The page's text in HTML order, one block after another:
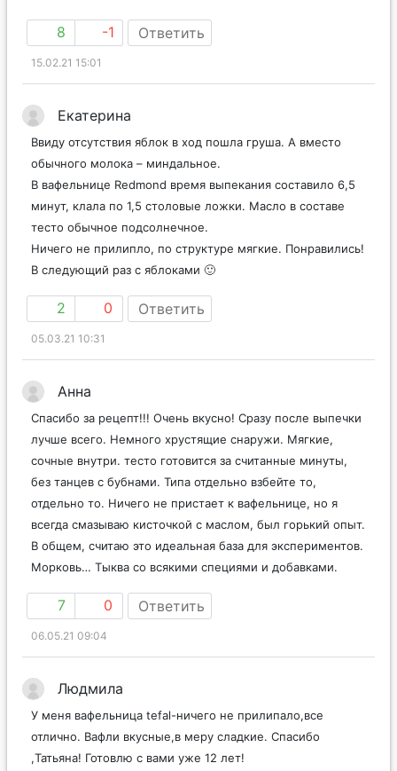
8 -1 Ответить
15.02.21 15:01
Екатерина
Ввиду отсутствия яблок в ход пошла груша. А вместо
обычного молока – миндальное.
В вафельнице Redmond время выпекания составило 6,5
минут, клала по 1,5 столовые ложки. Масло в составе
тесто обычное подсолнечное.
Ничего не прилипло, по структуре мягкие. Понравились!
В следующий раз с яблоками 🙂
2 0 Ответить
05.03.21 10:31
Анна
Спасибо за рецепт!!! Очень вкусно! Сразу после выпечки
лучше всего. Немного хрустящие снаружи. Мягкие,
сочные внутри. тесто готовится за считанные минуты,
без танцев с бубнами. Типа отдельно взбейте то,
отдельно то. Ничего не пристает к вафельнице, но я
всегда смазываю кисточкой с маслом, был горький опыт.
В общем, считаю это идеальная база для экспериментов.
Морковь… Тыква со всякими специями и добавками.
7 0 Ответить
06.05.21 09:04
Людмила
У меня вафельница tefal-ничего не прилипало,все
отлично. Вафли вкусные,в меру сладкие. Спасибо
,Татьяна! Готовлю с вами уже 12 лет!